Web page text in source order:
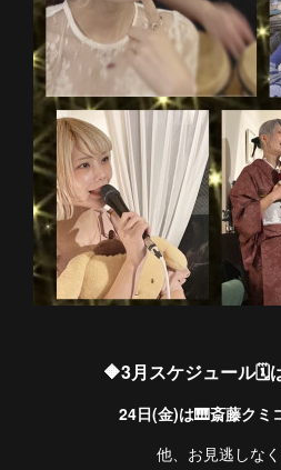
🔶3月スケジュール🗓
24日(金)は🎹斎藤クミ
他、お見逃しなく